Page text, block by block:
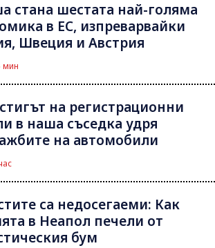
стана шестата най-голяма
в ЕС, изпреварвайки
Швеция и Австрия
мин
на регистрационни
в наша съседка удря
на автомобили
са недосегаеми: Как
в Неапол печели от
бум